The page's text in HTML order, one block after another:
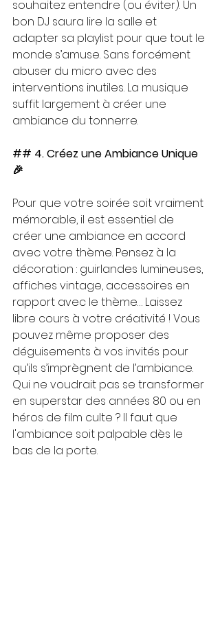
souhaitez entendre (ou éviter). Un
bon DJ saura lire la salle et
adapter sa playlist pour que tout le
monde s’amuse. Sans forcément
abuser du micro avec des
interventions inutiles. La musique
suffit largement à créer une
ambiance du tonnerre.
## 4. Créez une Ambiance Unique
🎉
Pour que votre soirée soit vraiment
mémorable, il est essentiel de
créer une ambiance en accord
avec votre thème. Pensez à la
décoration : guirlandes lumineuses,
affiches vintage, accessoires en
rapport avec le thème… Laissez
libre cours à votre créativité ! Vous
pouvez même proposer des
déguisements à vos invités pour
qu’ils s’imprègnent de l’ambiance.
Qui ne voudrait pas se transformer
en superstar des années 80 ou en
héros de film culte ? Il faut que
l'ambiance soit palpable dès le
bas de la porte.